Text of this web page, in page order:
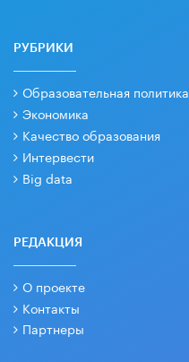
РУБРИКИ
Образовательная политика
Экономика
Качество образования
Интервести
Big data
РЕДАКЦИЯ
О проекте
Контакты
Партнеры